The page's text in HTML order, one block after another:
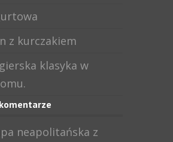
z kurczakiem
klasyka w
neapolitańska z